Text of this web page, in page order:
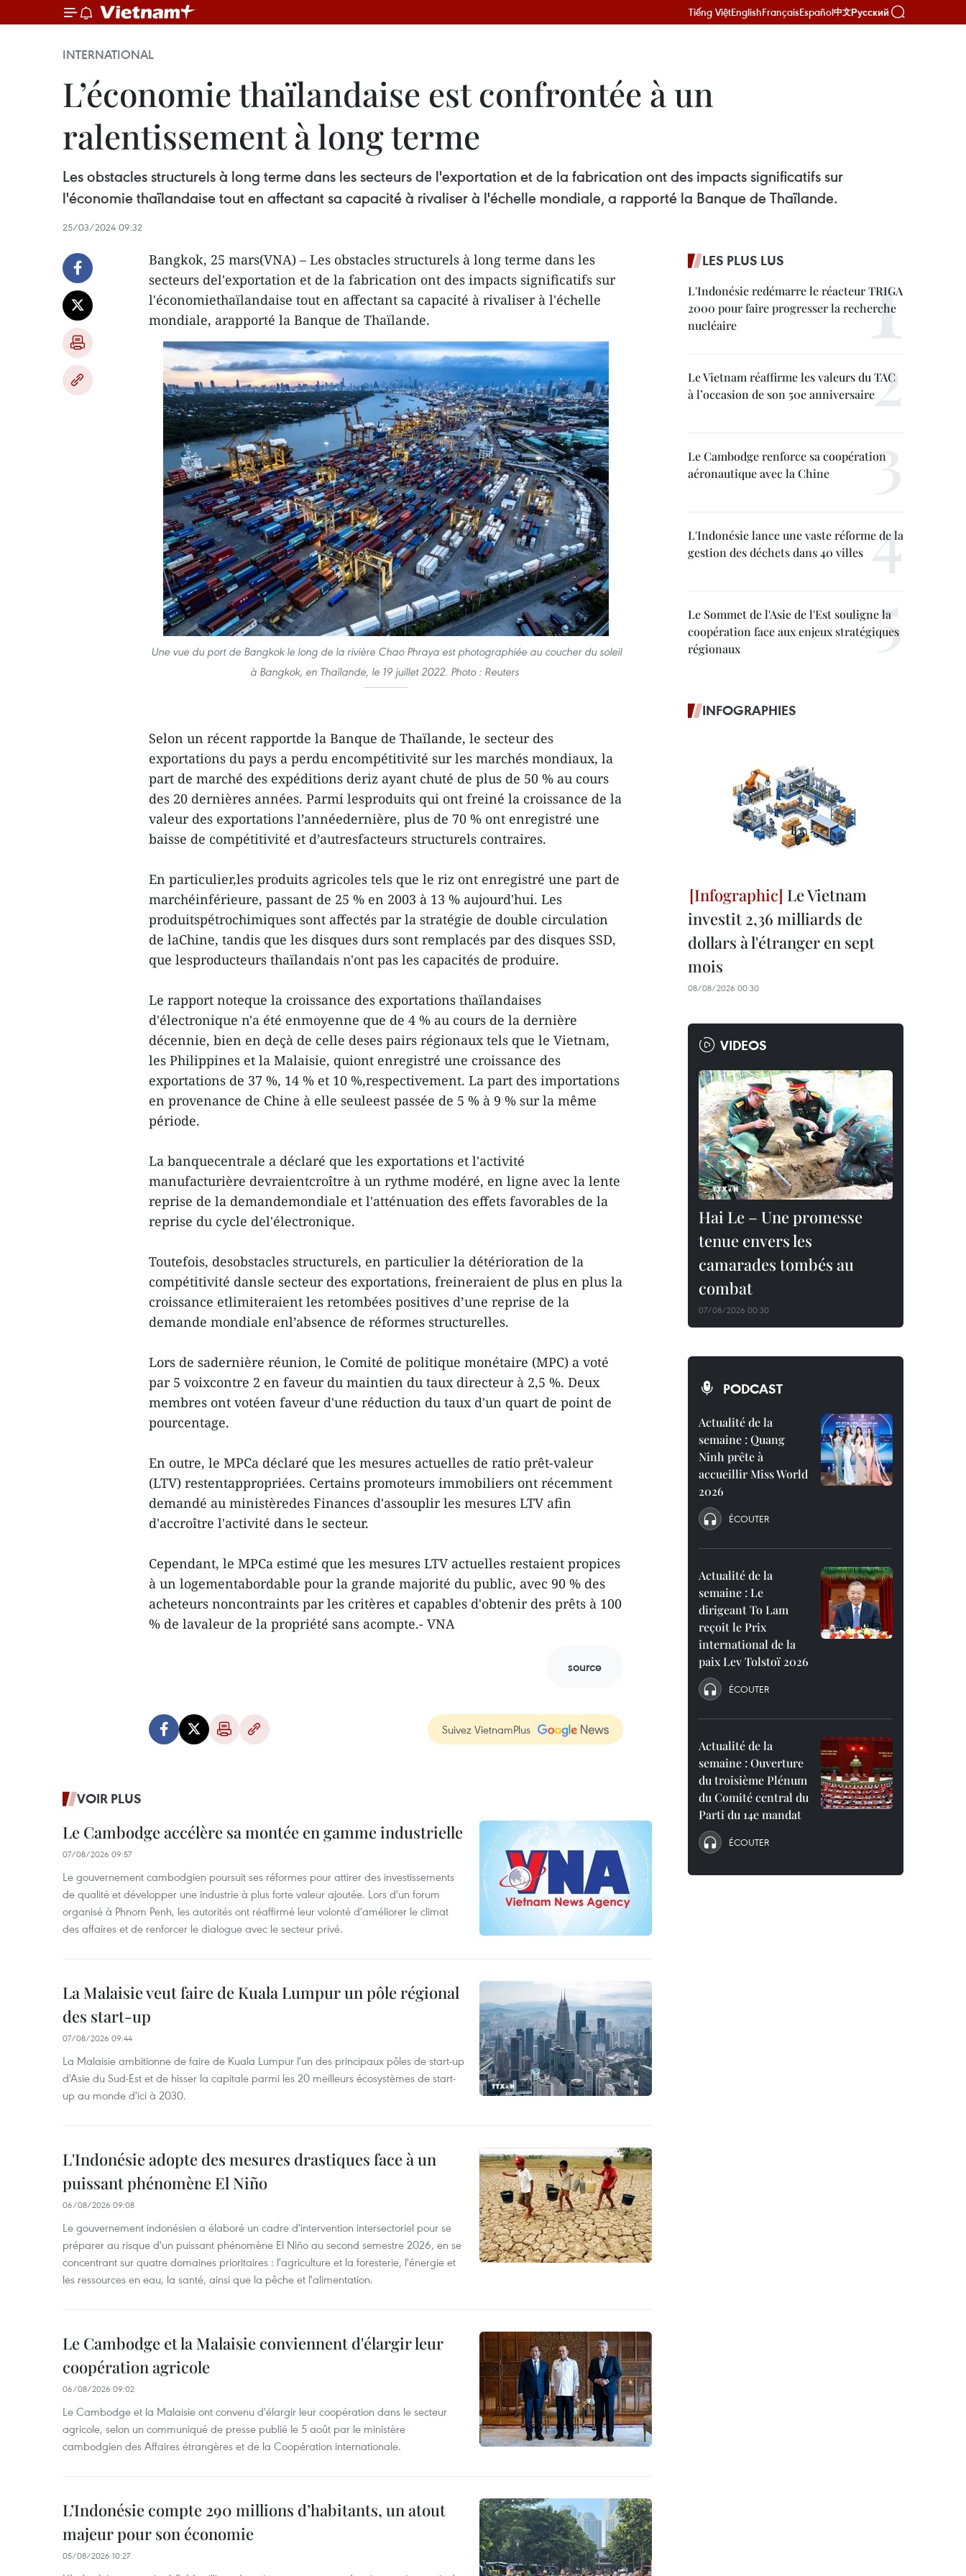
Tiếng ViệtEnglishFrançaisEspañol中文Русский
INTERNATIONAL
L’économie thaïlandaise est confrontée à un
ralentissement à long terme
Les obstacles structurels à long terme dans les secteurs de l'exportation et de la fabrication ont des impacts significatifs sur
l'économie thaïlandaise tout en affectant sa capacité à rivaliser à l'échelle mondiale, a rapporté la Banque de Thaïlande.
25/03/2024 09:32
Bangkok, 25 mars(VNA) – Les obstacles structurels à long terme dans les
secteurs del'exportation et de la fabrication ont des impacts significatifs sur
l'économiethaïlandaise tout en affectant sa capacité à rivaliser à l'échelle
mondiale, arapporté la Banque de Thaïlande.
Une vue du port de Bangkok le long de la rivière Chao Phraya est photographiée au coucher du soleil
à Bangkok, en Thaïlande, le 19 juillet 2022. Photo : Reuters
Selon un récent rapportde la Banque de Thaïlande, le secteur des
exportations du pays a perdu encompétitivité sur les marchés mondiaux, la
part de marché des expéditions deriz ayant chuté de plus de 50 % au cours
des 20 dernières années. Parmi lesproduits qui ont freiné la croissance de la
valeur des exportations l’annéedernière, plus de 70 % ont enregistré une
baisse de compétitivité et d’autresfacteurs structurels contraires.
En particulier,les produits agricoles tels que le riz ont enregistré une part de
marchéinférieure, passant de 25 % en 2003 à 13 % aujourd'hui. Les
produitspétrochimiques sont affectés par la stratégie de double circulation
de laChine, tandis que les disques durs sont remplacés par des disques SSD,
que lesproducteurs thaïlandais n'ont pas les capacités de produire.
Le rapport noteque la croissance des exportations thaïlandaises
d'électronique n'a été enmoyenne que de 4 % au cours de la dernière
décennie, bien en deçà de celle deses pairs régionaux tels que le Vietnam,
les Philippines et la Malaisie, quiont enregistré une croissance des
exportations de 37 %, 14 % et 10 %,respectivement. La part des importations
en provenance de Chine à elle seuleest passée de 5 % à 9 % sur la même
période.
La banquecentrale a déclaré que les exportations et l'activité
manufacturière devraientcroître à un rythme modéré, en ligne avec la lente
reprise de la demandemondiale et l'atténuation des effets favorables de la
reprise du cycle del'électronique.
Toutefois, desobstacles structurels, en particulier la détérioration de la
compétitivité dansle secteur des exportations, freineraient de plus en plus la
croissance etlimiteraient les retombées positives d’une reprise de la
demande mondiale enl’absence de réformes structurelles.
Lors de sadernière réunion, le Comité de politique monétaire (MPC) a voté
par 5 voixcontre 2 en faveur du maintien du taux directeur à 2,5 %. Deux
membres ont votéen faveur d'une réduction du taux d'un quart de point de
pourcentage.
En outre, le MPCa déclaré que les mesures actuelles de ratio prêt-valeur
(LTV) restentappropriées. Certains promoteurs immobiliers ont récemment
demandé au ministèredes Finances d'assouplir les mesures LTV afin
d'accroître l'activité dans le secteur.
Cependant, le MPCa estimé que les mesures LTV actuelles restaient propices
à un logementabordable pour la grande majorité du public, avec 90 % des
acheteurs noncontraints par les critères et capables d'obtenir des prêts à 100
% de lavaleur de la propriété sans acompte.- VNA
source
Suivez VietnamPlus
VOIR PLUS
Le Cambodge accélère sa montée en gamme industrielle
07/08/2026 09:57
Le gouvernement cambodgien poursuit ses réformes pour attirer des investissements
de qualité et développer une industrie à plus forte valeur ajoutée. Lors d'un forum
organisé à Phnom Penh, les autorités ont réaffirmé leur volonté d'améliorer le climat
des affaires et de renforcer le dialogue avec le secteur privé.
La Malaisie veut faire de Kuala Lumpur un pôle régional
des start-up
07/08/2026 09:44
La Malaisie ambitionne de faire de Kuala Lumpur l'un des principaux pôles de start-up
d'Asie du Sud-Est et de hisser la capitale parmi les 20 meilleurs écosystèmes de start-
up au monde d'ici à 2030.
L'Indonésie adopte des mesures drastiques face à un
puissant phénomène El Niño
06/08/2026 09:08
Le gouvernement indonésien a élaboré un cadre d'intervention intersectoriel pour se
préparer au risque d'un puissant phénomène El Niño au second semestre 2026, en se
concentrant sur quatre domaines prioritaires : l'agriculture et la foresterie, l'énergie et
les ressources en eau, la santé, ainsi que la pêche et l'alimentation.
Le Cambodge et la Malaisie conviennent d'élargir leur
coopération agricole
06/08/2026 09:02
Le Cambodge et la Malaisie ont convenu d'élargir leur coopération dans le secteur
agricole, selon un communiqué de presse publié le 5 août par le ministère
cambodgien des Affaires étrangères et de la Coopération internationale.
L’Indonésie compte 290 millions d’habitants, un atout
majeur pour son économie
05/08/2026 10:27
LES PLUS LUS
L'Indonésie redémarre le réacteur TRIGA
2000 pour faire progresser la recherche
nucléaire
Le Vietnam réaffirme les valeurs du TAC
à l’occasion de son 50e anniversaire
Le Cambodge renforce sa coopération
aéronautique avec la Chine
L'Indonésie lance une vaste réforme de la
gestion des déchets dans 40 villes
Le Sommet de l'Asie de l'Est souligne la
coopération face aux enjeux stratégiques
régionaux
INFOGRAPHIES
Le Vietnam
investit 2,36 milliards de
dollars à l'étranger en sept
mois
08/08/2026 00:30
VIDEOS
Hai Le – Une promesse
tenue envers les
camarades tombés au
combat
07/08/2026 00:30
PODCAST
Actualité de la
semaine : Quang
Ninh prête à
accueillir Miss World
2026
ÉCOUTER
Actualité de la
semaine : Le
dirigeant To Lam
reçoit le Prix
international de la
paix Lev Tolstoï 2026
ÉCOUTER
Actualité de la
semaine : Ouverture
du troisième Plénum
du Comité central du
Parti du 14e mandat
ÉCOUTER